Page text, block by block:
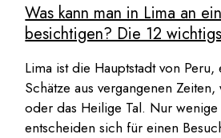
Was kann man in Lima an
besichtigen? Die 12
Lima ist die Hauptstadt von
Schätze aus vergangenen
oder das Heilige Tal. Nur wenige
entscheiden sich für einen